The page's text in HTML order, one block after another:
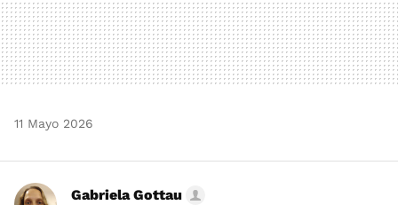
11 Mayo 2026
Gabriela Gottau